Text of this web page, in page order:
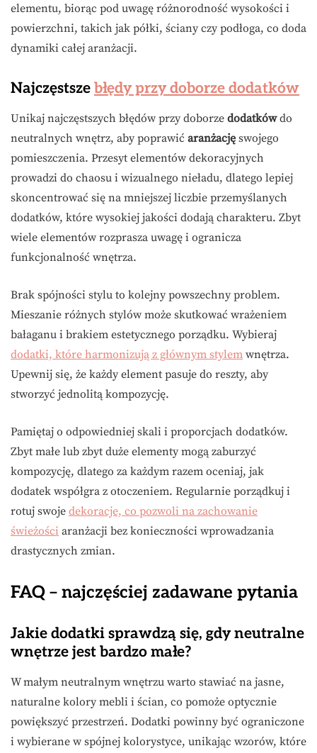
elementu, biorąc pod uwagę różnorodność wysokości i
powierzchni, takich jak półki, ściany czy podłoga, co doda
dynamiki całej aranżacji.
Najczęstsze błędy przy doborze dodatków
Unikaj najczęstszych błędów przy doborze dodatkówdo
neutralnych wnętrz, aby poprawić aranżację swojego
pomieszczenia. Przesyt elementów dekoracyjnych
prowadzi do chaosu i wizualnego nieładu, dlatego lepiej
skoncentrować się na mniejszej liczbie przemyślanych
dodatków, które wysokiej jakości dodają charakteru. Zbyt
wiele elementów rozprasza uwagę i ogranicza
funkcjonalność wnętrza.
Brak spójności stylu to kolejny powszechny problem.
Mieszanie różnych stylów może skutkować wrażeniem
bałaganu i brakiem estetycznego porządku. Wybieraj
dodatki, które harmonizują z głównym stylem wnętrza.
Upewnij się, że każdy element pasuje do reszty, aby
stworzyć jednolitą kompozycję.
Pamiętaj o odpowiedniej skali i proporcjach dodatków.
Zbyt małe lub zbyt duże elementy mogą zaburzyć
kompozycję, dlatego za każdym razem oceniaj, jak
dodatek współgra z otoczeniem. Regularnie porządkuj i
rotuj swoje dekoracje, co pozwoli na zachowanie
świeżości aranżacji bez konieczności wprowadzania
drastycznych zmian.
FAQ – najczęściej zadawane pytania
Jakie dodatki sprawdzą się, gdy neutralne
wnętrze jest bardzo małe?
W małym neutralnym wnętrzu warto stawiać na jasne,
naturalne kolory mebli i ścian, co pomoże optycznie
powiększyć przestrzeń. Dodatki powinny być ograniczone
i wybierane w spójnej kolorystyce, unikając wzorów, które